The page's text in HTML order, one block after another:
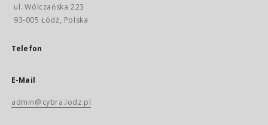
ul. Wólczańska 223
93-005 Łódź, Polska
Telefon
E-Mail
admin@cybra.lodz.pl